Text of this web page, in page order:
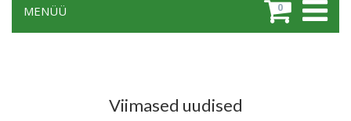
0
MENÜÜ
Viimased uudised